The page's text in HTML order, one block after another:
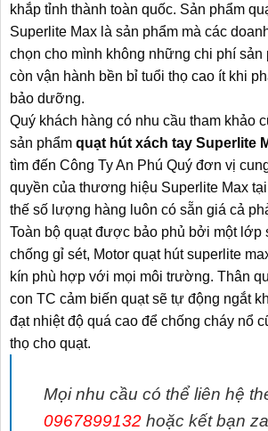
khắp tỉnh thành toàn quốc. Sản phẩm
Superlite Max là sản phẩm mà các
chọn cho mình không những chi phí sản
còn vận hành bền bỉ tuổi thọ cao ít khi
bảo dưỡng.
Quý khách hàng có nhu cầu tham khảo
sản phẩm quạt hút xách tay Superlite
tìm đến Công Ty An Phú Quý đơn vị
quyền của thương hiệu Superlite Max
thế số lượng hàng luôn có sẵn giá cả
Toàn bộ quạt được bảo phủ bởi một lớp
chống gỉ sét, Motor quạt hút superlite
kín phù hợp với mọi môi trường. Thân
con TC cảm biến quạt sẽ tự động ngắt
đạt nhiệt độ quá cao để chống cháy nổ
thọ cho quạt.
Mọi nhu cầu có thể liên hệ
0967899132 hoặc kết bạn